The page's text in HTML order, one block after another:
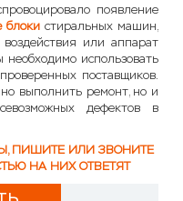
появление
блоки стиральных машин,
или аппарат
использовать
поставщиков.
выполнить ремонт, но и
дефектов в
ПИШИТЕ ИЛИ ЗВОНИТЕ
НА НИХ ОТВЕТЯТ